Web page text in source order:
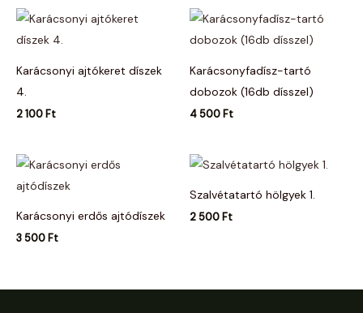
Karácsonyi ajtókeret díszek
4.
2 100 Ft
Karácsonyfadísz-tartó
dobozok (16db dísszel)
4 500 Ft
Karácsonyi erdős ajtódíszek
3 500 Ft
Szalvétatartó hölgyek 1.
2 500 Ft